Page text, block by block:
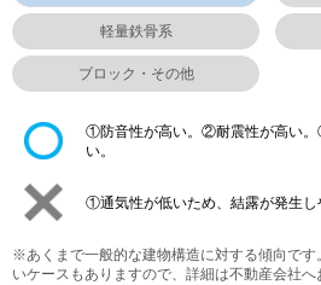
軽量鉄骨系
ブロック・その他
①防音性が高い。②耐震性が高い
い。
①通気性が低いため、結露が発生し
※あくまで一般的な建物構造に対する傾向です
いケースもありますので、詳細は不動産会社へ